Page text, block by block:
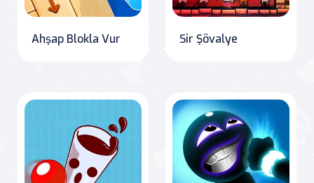
Ahşap Blokla Vur Sir Şövalye